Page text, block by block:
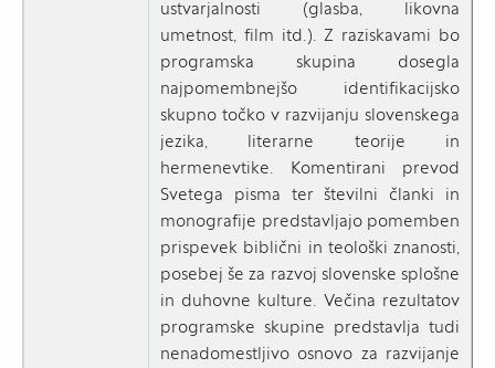
ustvarjalnosti (glasba, likovna
umetnost, film itd.). Z raziskavami bo
programska skupina dosegla
najpomembnejšo identifikacijsko
skupno točko v razvijanju slovenskega
jezika, literarne teorije in
hermenevtike. Komentirani prevod
Svetega pisma ter številni članki in
monografije predstavljajo pomemben
prispevek biblični in teološki znanosti,
posebej še za razvoj slovenske splošne
in duhovne kulture. Večina rezultatov
programske skupine predstavlja tudi
nenadomestljivo osnovo za razvijanje